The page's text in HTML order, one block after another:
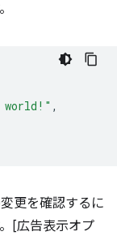
world!" ,
更を確認するに
[広告表示オプ